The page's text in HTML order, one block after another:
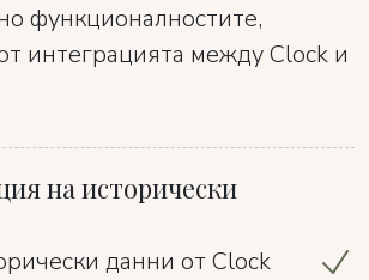
функционалностите,
интеграцията между Clock и
на исторически
данни от Clock